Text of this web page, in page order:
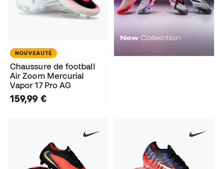
NOUVEAUTÉ
Chaussure de football
Air Zoom Mercurial
Vapor 17 Pro AG
159,99 €